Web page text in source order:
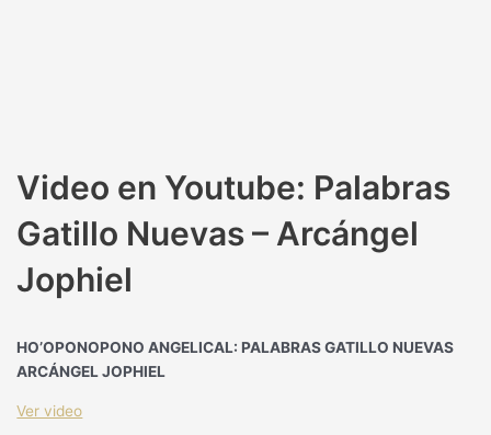
Video en Youtube: Palabras
Gatillo Nuevas – Arcángel
Jophiel
HO’OPONOPONO ANGELICAL: PALABRAS GATILLO NUEVAS
ARCÁNGEL JOPHIEL
Ver video